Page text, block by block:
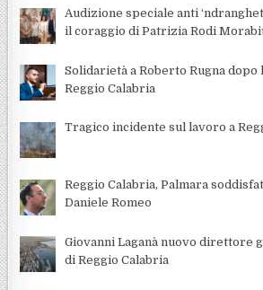
Audizione speciale anti
il coraggio di Patrizia Rodi
Solidarietà a Roberto Rugna dopo
Reggio Calabria
Tragico incidente sul lavoro a
Reggio Calabria, Palmara
Daniele Romeo
Giovanni Laganà nuovo direttore
di Reggio Calabria